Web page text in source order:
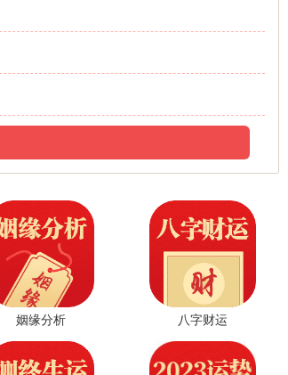
缨、冬晴、婵舒、美佳、瑾缦、莎蕾、荷蝶、如
、伊馨、云莺、芬洋、语洋、怜菡、梦枫、静彩、
紫、初妮、卿莜、衣芷、轻洛、岭雨、芹轲、怡
、晗岭、蓉姝、萌馨、菲璇、蕙晴、莹珏、诗含、
桐、芷丹、琦洛、仙娴、妮菁、洛桐、妤祺、芮
珏、妁珊、琪芷、初菲、滢祯、奕雅、曦羲、雨
、琦茵、岚黛、雅嘉、倩晚、青奕、姗娅、祺珂、
莎、含衣、仙芋、璇含、霏芝、初晶、轻芮、慕
、茜凝、雯可、安桃、芷忆、澜蓝、薇玉、沛秀、
逸、梵澜、馨淇、希叶、蕊洋、雅叶、蓝睿、蝶
、蓝晴、双锦、晶瑶、毓缦、诗馨、玉倩、婷初、
瑾、琦怡、莺琦、羽璐、莎晶、南笑、苑夏、梵
姻缘分析 八字财运